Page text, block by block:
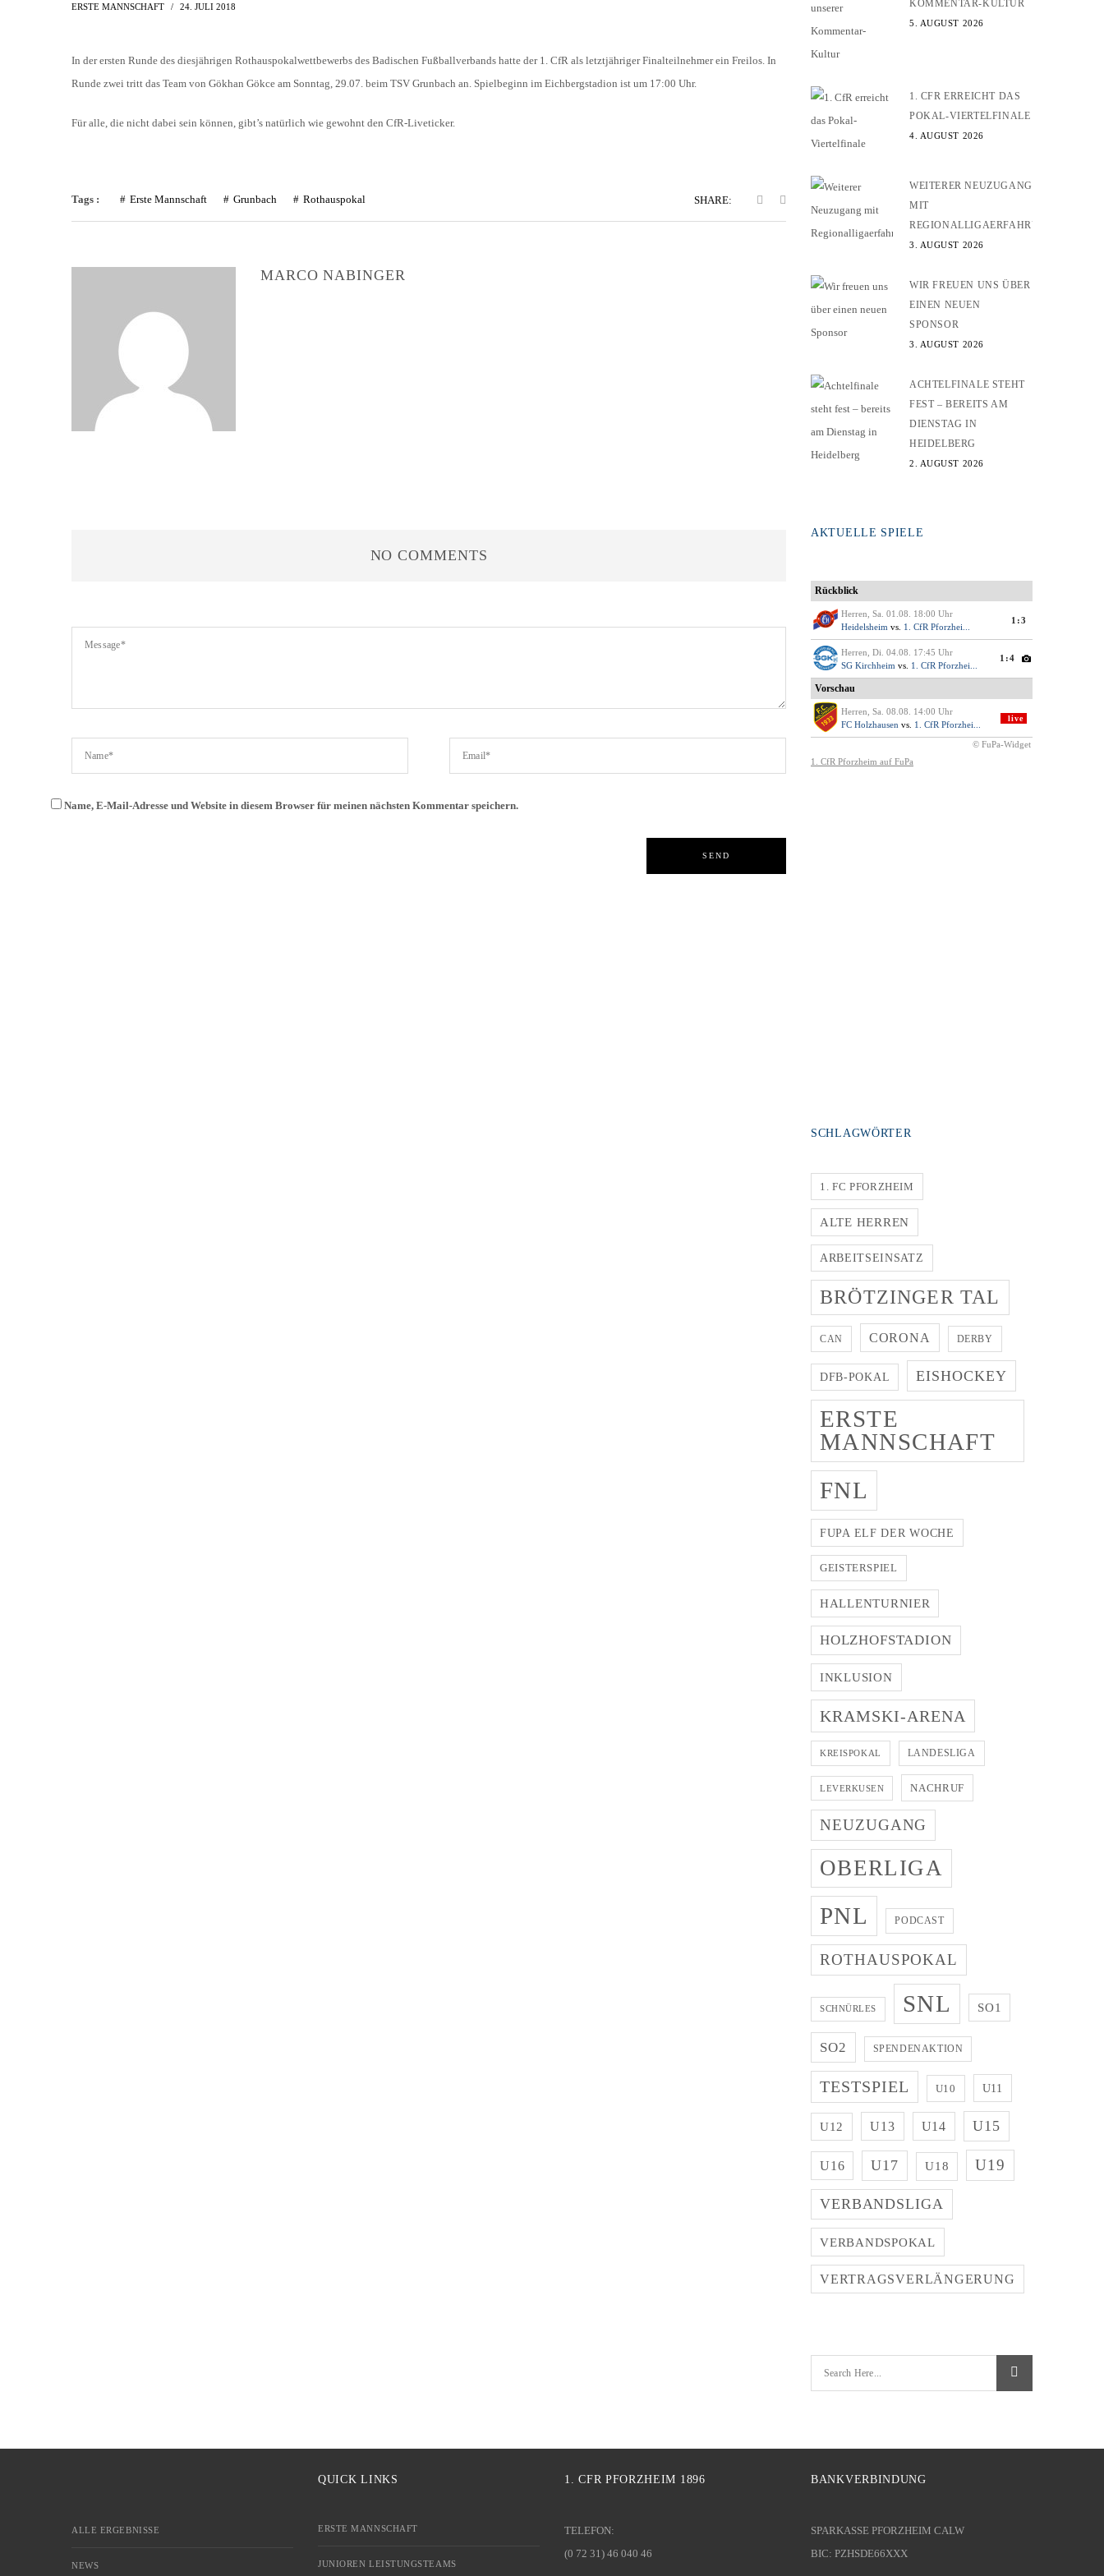
TORSCHÜTZEN
LIGA – SPIELPLAN
LIGA – WECHSELBÖRSE
U9 / F1 (2012)
U8 / F2
AH-TURNIER
HISTORIE
SAISON 2015/2016
1. FC PFORZHEIM 1896
CLUBHAUS VIDEOCLIPS
ERSTE MANNSCHAFT 24. JULI 2018
In der ersten Runde des diesjährigen Rothauspokalwettbewerbs des Badischen Fußballverbands hatte der 1. CfR als letztjähriger Finalteilnehmer ein Freilos. In
Runde zwei tritt das Team von Gökhan Gökce am Sonntag, 29.07. beim TSV Grunbach an. Spielbeginn im Eichbergstadion ist um 17:00 Uhr.
Für alle, die nicht dabei sein können, gibt’s natürlich wie gewohnt den CfR-Liveticker.
Tags : Erste Mannschaft Grunbach Rothauspokal SHARE:
MARCO NABINGER
NO COMMENTS
Name, E-Mail-Adresse und Website in diesem Browser für meinen nächsten Kommentar speichern.
KOMMENTAR-KULTUR
5. AUGUST 2026
1. CFR ERREICHT DAS
POKAL-VIERTELFINALE
4. AUGUST 2026
WEITERER NEUZUGANG
MIT
REGIONALLIGAERFAHRUNG
3. AUGUST 2026
WIR FREUEN UNS ÜBER
EINEN NEUEN
SPONSOR
3. AUGUST 2026
ACHTELFINALE STEHT
FEST – BEREITS AM
DIENSTAG IN
HEIDELBERG
2. AUGUST 2026
AKTUELLE SPIELE
SCHLAGWÖRTER
1. FC PFORZHEIM
ALTE HERREN
ARBEITSEINSATZ
BRÖTZINGER TAL
CAN CORONA DERBY
DFB-POKAL EISHOCKEY
ERSTE
MANNSCHAFT
FNL
FUPA ELF DER WOCHE
GEISTERSPIEL
HALLENTURNIER
HOLZHOFSTADION
INKLUSION
KRAMSKI-ARENA
KREISPOKAL LANDESLIGA
LEVERKUSEN NACHRUF
NEUZUGANG
OBERLIGA
PNL PODCAST
ROTHAUSPOKAL
SCHNÜRLES SNL SO1
SO2 SPENDENAKTION
TESTSPIEL U10 U11
U12 U13 U14 U15
U16 U17 U18 U19
VERBANDSLIGA
VERBANDSPOKAL
VERTRAGSVERLÄNGERUNG
ALLE ERGEBNISSE
NEWS
QUICK LINKS
ERSTE MANNSCHAFT
JUNIOREN LEISTUNGSTEAMS
1. CFR PFORZHEIM 1896
TELEFON:
(0 72 31) 46 040 46
BANKVERBINDUNG
SPARKASSE PFORZHEIM CALW
BIC: PZHSDE66XXX